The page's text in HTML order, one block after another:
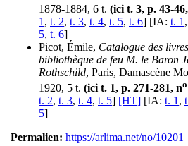
1878-1884, 6 t. (ici t. 3, p. 43-
1 , t. 2, t. 3, t. 4, t. 5, t. 6] [IA: t. 1 ,
5, t. 6]
Picot, Émile, Catalogue des
bibliothèque de feu M. le Baron
Rothschild, Paris, Damascène
1920, 5 t. (ici t. 1, p. 271-281, no
t. 2, t. 3, t. 4, t. 5] [HT] [IA: t. 1 ,
5]
Permalien: https://arlima.net/no/10201